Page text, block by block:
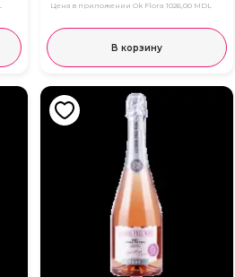
Цена в приложении Ok Flora 1026,00 MDL
В корзину